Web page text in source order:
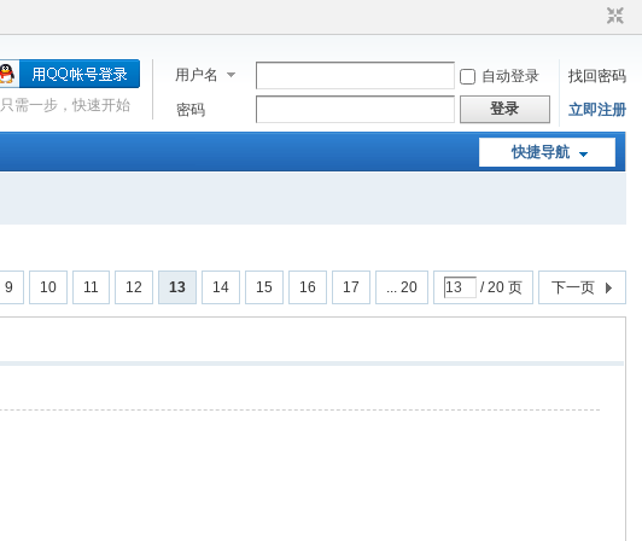
用户名 自动登录
找回密码
密码
登录 立即注册
只需一步，快速开始
快捷导航
9 10 11 12 13 14 15 16 17 ... 20 / 20 页 下一页